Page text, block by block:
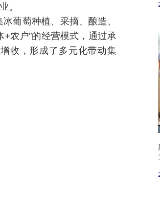
。
葡萄种植、采摘、酿造、
农户”的经营模式，通过承
收，形成了多元化带动集